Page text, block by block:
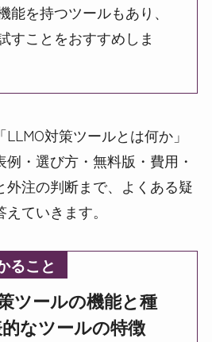
能を持つツールもあり、
すことをおすすめしま
対策ツールとは何か」
・選び方・無料版・費用・
外注の判断まで、よくある疑
ていきます。
ること
ツールの機能と種
なツールの特徴